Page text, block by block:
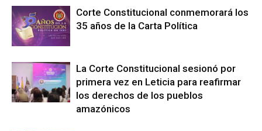
Corte Constitucional conmemorará los
35 años de la Carta Política
La Corte Constitucional sesionó por
primera vez en Leticia para reafirmar
los derechos de los pueblos
amazónicos